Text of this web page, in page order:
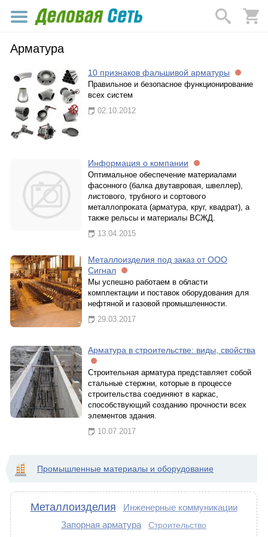
Арматура
10 признаков фальшивой арматуры
Правильное и безопасное функционирование
всех систем
02.10.2012
Информация о компании
Оптимальное обеспечение материалами
фасонного (балка двутавровая, швеллер),
листового, трубного и сортового
металлопроката (арматура, круг, квадрат), а
также рельсы и материалы ВСЖД.
13.04.2015
Металлоизделия под заказ от ООО
Сигнал
Мы успешно работаем в области
комплектации и поставок оборудования для
нефтяной и газовой промышленности.
29.03.2017
Арматура в строительстве: виды, свойства
Строительная арматура представляет собой
стальные стержни, которые в процессе
строительства соединяют в каркас,
способствующий созданию прочности всех
элементов здания.
10.07.2017
Промышленные материалы и оборудование
Металлоизделия
Инженерные коммуникации
Запорная арматура
Строительство